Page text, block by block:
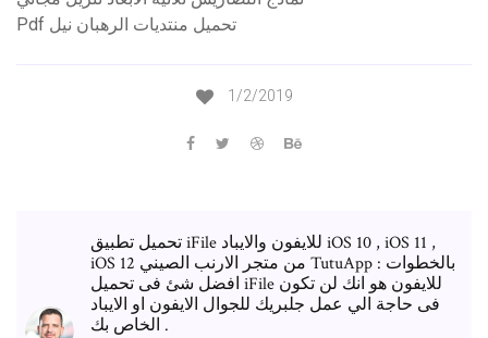
Pdf تحميل منتديات الرهبان نيل
1/2/2019
تحميل تطبيق iFile للايفون والايباد iOS 10 , iOS 11 ,
iOS 12 من متجر الارنب الصيني TutuApp بالخطوات :
افضل شئ فى تحميل iFile للايفون هو انك لن تكون
فى حاجة الي عمل جلبريك للجوال الايفون او الايباد
الخاص بك .